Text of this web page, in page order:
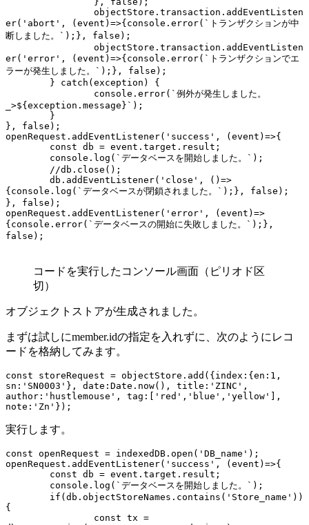
er('abort', (event)=>{console.error(`トランザクションが中
断しました。`);}, false);
er('error', (event)=>{console.error(`トランザクションでエ
ラーが発生しました。`);}, false);
_>${exception.message}`);
}, false);
openRequest.addEventListener('success', (event)=>{
{console.log(`データベースが閉鎖されました。`);}, false);
}, false);
openRequest.addEventListener('error', (event)=>
{console.error(`データベースの開始に失敗しました。`);},
false);
コードを実行したコンソール画面（ピリオド区
切）
オブジェクトストアが生成されました。
まずは試しにmember.idの指定を入れずに、次のようにレコ
ードを格納してみます。
const storeRequest = objectStore.add({index:{en:1,
sn:'SN0003'}, date:Date.now(), title:'ZINC',
author:'hustlemouse', tag:['red','blue','yellow'],
note:'Zn'});
実行します。
const openRequest = indexedDB.open('DB_name');
openRequest.addEventListener('success', (event)=>{
{